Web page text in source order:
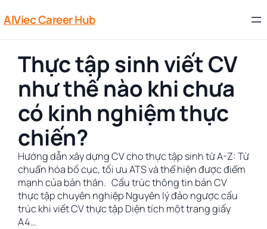
AIViec Career Hub
Thực tập sinh viết CV
như thế nào khi chưa
có kinh nghiệm thực
chiến?
Hướng dẫn xây dựng CV cho thực tập sinh từ A-Z: Từ
chuẩn hóa bố cục, tối ưu ATS và thể hiện được điểm
mạnh của bản thân. Cấu trúc thông tin bản CV
thực tập chuyên nghiệp Nguyên lý đảo ngược cấu
trúc khi viết CV thực tập Diện tích một trang giấy
A4…